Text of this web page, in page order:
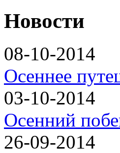
Новости
08-10-2014
Осеннее
03-10-2014
Осенний
26-09-2014